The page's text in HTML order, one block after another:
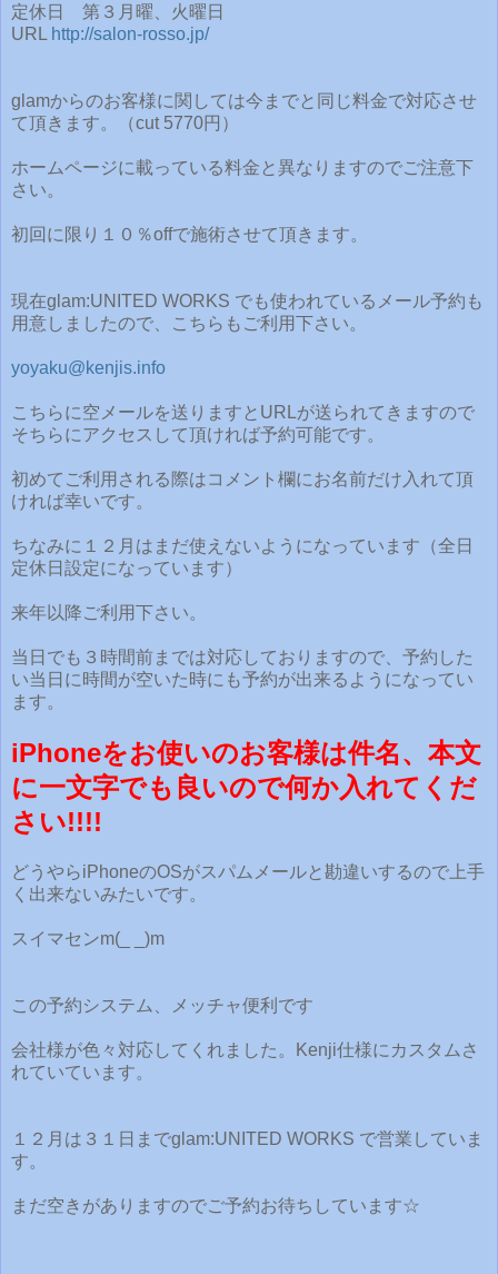
定休日 第３月曜、火曜日
URL http://salon-rosso.jp/
glamからのお客様に関しては今までと同じ料金で対応させ
て頂きます。（cut 5770円）
ホームページに載っている料金と異なりますのでご注意下
さい。
初回に限り１０％offで施術させて頂きます。
現在glam:UNITED WORKS でも使われているメール予約も
用意しましたので、こちらもご利用下さい。
yoyaku@kenjis.info
こちらに空メールを送りますとURLが送られてきますので
そちらにアクセスして頂ければ予約可能です。
初めてご利用される際はコメント欄にお名前だけ入れて頂
ければ幸いです。
ちなみに１２月はまだ使えないようになっています（全日
定休日設定になっています）
来年以降ご利用下さい。
当日でも３時間前までは対応しておりますので、予約した
い当日に時間が空いた時にも予約が出来るようになってい
ます。
iPhoneをお使いのお客様は件名、本文
に一文字でも良いので何か入れてくだ
さい!!!!
どうやらiPhoneのOSがスパムメールと勘違いするので上手
く出来ないみたいです。
スイマセンm(_ _)m
この予約システム、メッチャ便利です
会社様が色々対応してくれました。Kenji仕様にカスタムさ
れていています。
１２月は３１日までglam:UNITED WORKS で営業していま
す。
まだ空きがありますのでご予約お待ちしています☆